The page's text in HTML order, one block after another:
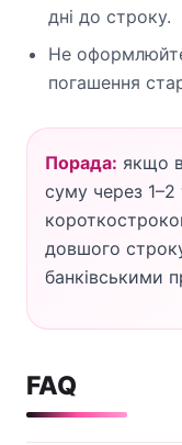
дні до строку.
Не
погашення
Порада: якщо
суму через
довшого
банківськими
FAQ